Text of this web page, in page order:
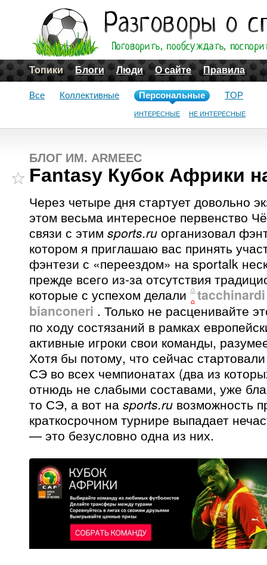
Топики Блоги Люди О сайте Правила
Все Коллективные Персональные
ИНТЕРЕСНЫЕ НЕ ИНТЕРЕСНЫЕ
TOP
БЛОГ ИМ. ARMEEC
Fantasy Кубок Африки
Через четыре дня стартует довольно
этом весьма интересное первенство
связи с этим sports.ru организовал
котором я приглашаю вас принять
фэнтези с «переездом» на sportalk
прежде всего из-за отсутствия
которые с успехом делали
tacchinardi
bianconeri . Только не расценивайте
по ходу состязаний в рамках
активные игроки свои команды,
Хотя бы потому, что сейчас
СЭ во всех чемпионатах (два из
отнюдь не слабыми составами, уже
то СЭ, а вот на sports.ru возможность
краткосрочном турнире выпадает
— это безусловно одна из них.